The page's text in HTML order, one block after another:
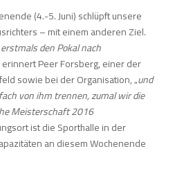
(4.-5. Juni) schlüpft unsere
– mit einem anderen Ziel.
den Pokal nach
erinnert Peer Forsberg, einer der
sowie bei der Organisation, „und
von ihm trennen, zumal wir die
Meisterschaft 2016
ist die Sporthalle in der
an diesem Wochenende